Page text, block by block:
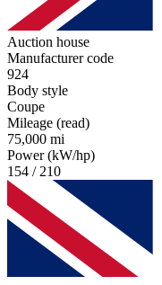
Auction house
Manufacturer code
924
Body style
Coupe
Mileage (read)
75,000 mi
Power (kW/hp)
154 / 210